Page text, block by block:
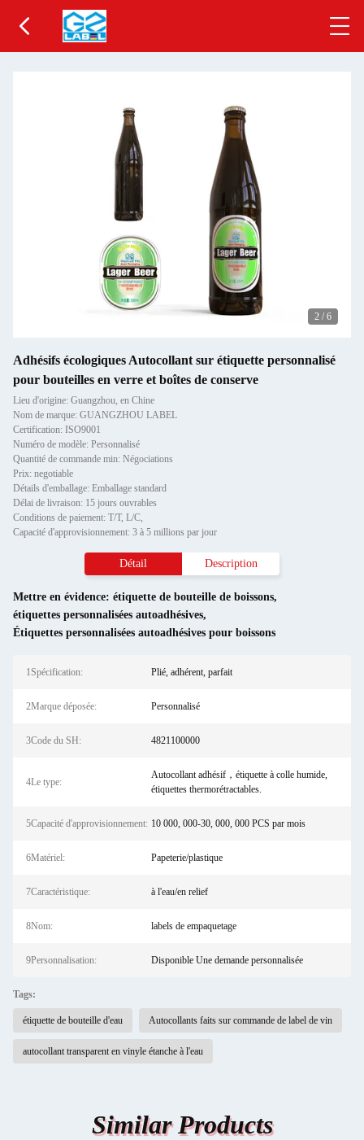
2 / 6
Adhésifs écologiques Autocollant sur étiquette personnalisé
pour bouteilles en verre et boîtes de conserve
Lieu d'origine: Guangzhou, en Chine
Nom de marque: GUANGZHOU LABEL
Certification: ISO9001
Numéro de modèle: Personnalisé
Quantité de commande min: Négociations
Prix: negotiable
Détails d'emballage: Emballage standard
Délai de livraison: 15 jours ouvrables
Conditions de paiement: T/T, L/C,
Capacité d'approvisionnement: 3 à 5 millions par jour
Détail Description
Mettre en évidence: étiquette de bouteille de boissons,
étiquettes personnalisées autoadhésives,
Étiquettes personnalisées autoadhésives pour boissons
1Spécification: Plié, adhérent, parfait
2Marque déposée: Personnalisé
3Code du SH: 4821100000
4Le type:
Autocollant adhésif，étiquette à colle humide,
étiquettes thermorétractables.
5Capacité d'approvisionnement: 10 000, 000-30, 000, 000 PCS par mois
6Matériel: Papeterie/plastique
7Caractéristique: à l'eau/en relief
8Nom: labels de empaquetage
9Personnalisation: Disponible Une demande personnalisée
Tags:
étiquette de bouteille d'eau Autocollants faits sur commande de label de vin
autocollant transparent en vinyle étanche à l'eau
Similar Products